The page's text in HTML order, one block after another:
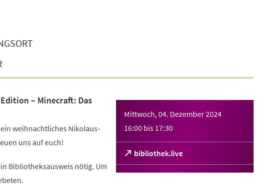
Mittwoch, 04. Dezember 2024
16:00 bis 17:30
bibliothek.live
(Öffnet
in
einem
– Minecraft: Das
weihnachtliches Nikolaus-
uns auf euch!
Bibliotheksausweis nötig. Um